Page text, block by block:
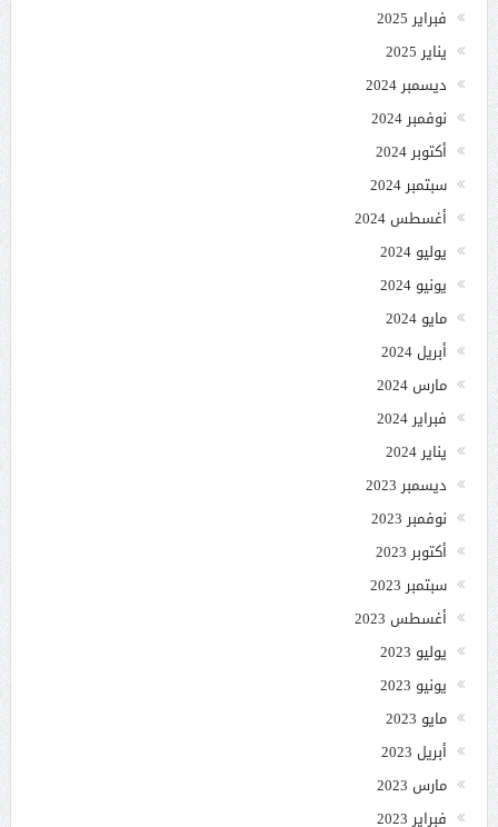
فبراير 2025
يناير 2025
ديسمبر 2024
نوفمبر 2024
أكتوبر 2024
سبتمبر 2024
أغسطس 2024
يوليو 2024
يونيو 2024
مايو 2024
أبريل 2024
مارس 2024
فبراير 2024
يناير 2024
ديسمبر 2023
نوفمبر 2023
أكتوبر 2023
سبتمبر 2023
أغسطس 2023
يوليو 2023
يونيو 2023
مايو 2023
أبريل 2023
مارس 2023
فبراير 2023